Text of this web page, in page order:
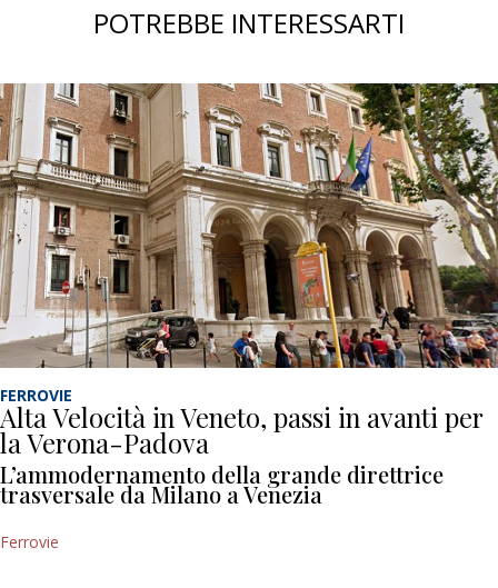
POTREBBE INTERESSARTI
FERROVIE
Alta Velocità in Veneto, passi in avanti per
la Verona-Padova
L’ammodernamento della grande direttrice
trasversale da Milano a Venezia
Ferrovie